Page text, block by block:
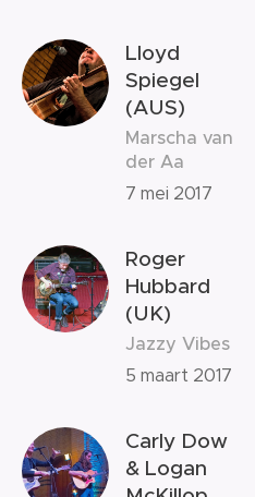
Lloyd
Spiegel
(AUS)
Marscha van
der Aa
7 mei 2017
Roger
Hubbard
(UK)
Jazzy Vibes
5 maart 2017
Carly Dow
& Logan